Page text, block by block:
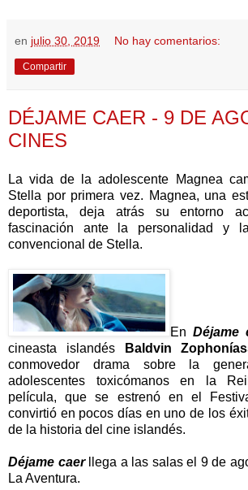
en julio 30, 2019 No hay comentarios:
Compartir
DÉJAME CAER - 9 DE
CINES
La vida de la adolescente Magnea
Stella por primera vez. Magnea, una
deportista, deja atrás su entorno
fascinación ante la personalidad y
convencional de Stella.
En Déjame
cineasta islandés
Baldvin
conmovedor drama sobre la
adolescentes toxicómanos en la
película, que se estrenó en el
convirtió en pocos días en uno de los
de la historia del cine islandés.
Déjame caerllega a las salas el 9 de
La Aventura.